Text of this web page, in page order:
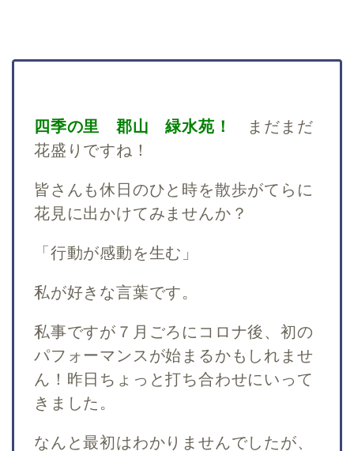
四季の里 郡山 緑水苑！
まだまだ
花盛りですね！
皆さんも休日のひと時を散歩がてらに
花見に出かけてみませんか？
「行動が感動を生む」
私が好きな言葉です。
私事ですが７月ごろにコロナ後、初の
パフォーマンスが始まるかもしれませ
ん！昨日ちょっと打ち合わせにいって
きました。
なんと最初はわかりませんでしたが、